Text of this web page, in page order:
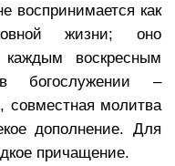
воспринимается как
жизни; оно
воскресным
богослужении –
совместная молитва
дополнение. Для
причащение.